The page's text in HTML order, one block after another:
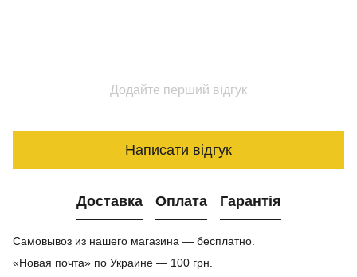
Додайте перший відгук
Написати відгук
Доставка Оплата Гарантія
Самовывоз из нашего магазина — бесплатно.
«Новая почта» по Украине — 100 грн.